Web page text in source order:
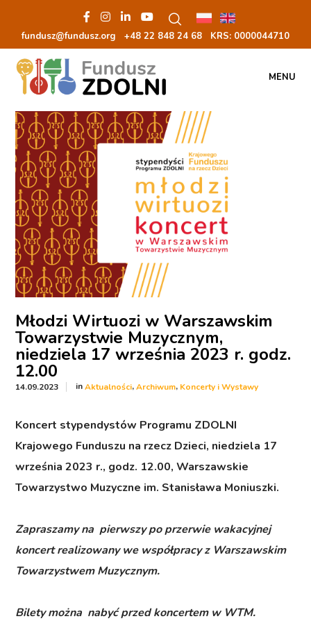
fundusz@fundusz.org +48 22 848 24 68 KRS: 0000044710
MENU
Młodzi Wirtuozi w Warszawskim
Towarzystwie Muzycznym,
niedziela 17 września 2023 r. godz.
12.00
14.09.2023 inAktualności,Archiwum, Koncerty i Wystawy
Koncert stypendystów Programu ZDOLNI
Krajowego Funduszu na rzecz Dzieci, niedziela 17
września 2023 r., godz. 12.00, Warszawskie
Towarzystwo Muzyczne im. Stanisława Moniuszki.
Zapraszamy na pierwszy po przerwie wakacyjnej
koncert realizowany we współpracy z Warszawskim
Towarzystwem Muzycznym.
Bilety można nabyć przed koncertem w WTM.